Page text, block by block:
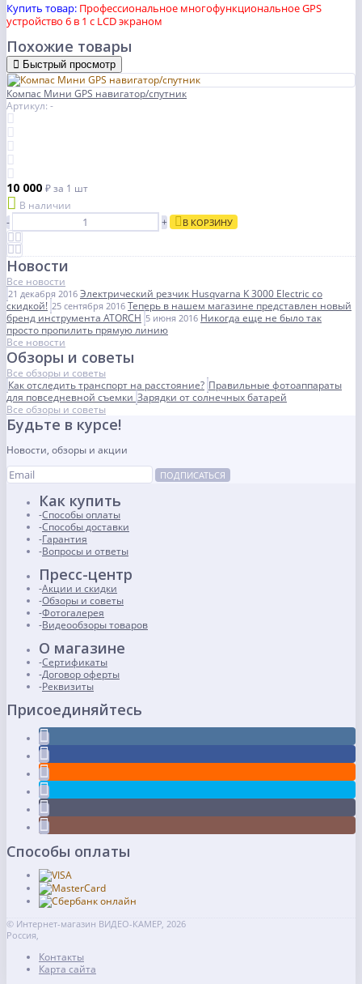
Купить товар: Профессиональное многофункциональное GPS
устройство 6 в 1 с LCD экраном
Похожие товары
Быстрый просмотр
Компас Мини GPS навигатор/спутник
Артикул: -
10 000 ₽за 1 шт
В наличии
-
+ В КОРЗИНУ
Новости
Все новости
21 декабря 2016 Электрический резчик Husqvarna K 3000 Electric со
скидкой! 25 сентября 2016 Теперь в нашем магазине представлен новый
бренд инструмента ATORCH 5 июня 2016 Никогда еще не было так
просто пропилить прямую линию
Все новости
Обзоры и советы
Все обзоры и советы
Как отследить транспорт на расстояние? Правильные фотоаппараты
для повседневной съемки Зарядки от солнечных батарей
Все обзоры и советы
Будьте в курсе!
Новости, обзоры и акции
ПОДПИСАТЬСЯ
Как купить
Способы оплаты
Способы доставки
Гарантия
Вопросы и ответы
Пресс-центр
Акции и скидки
Обзоры и советы
Фотогалерея
Видеообзоры товаров
О магазине
Сертификаты
Договор оферты
Реквизиты
Присоединяйтесь
Способы оплаты
© Интернет-магазин ВИДЕО-КАМЕР, 2026
Россия,
Контакты
Карта сайта